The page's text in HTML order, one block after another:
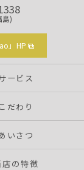
島)
」HP
ービス
こだわり
いさつ
店の特徴